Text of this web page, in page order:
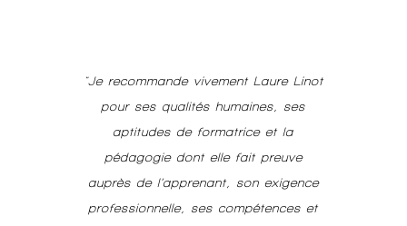
"Je recommande vivement Laure Linot
pour ses qualités humaines, ses
aptitudes de formatrice et la
pédagogie dont elle fait preuve
auprès de l’apprenant, son exigence
professionnelle, ses compétences et